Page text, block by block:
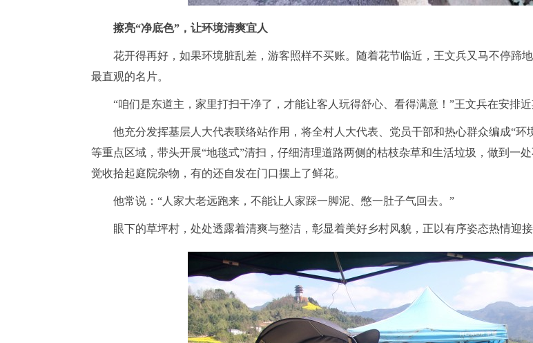
擦亮“净底色”，让环境清爽宜人
花开得再好，如果环境脏乱差，游客照样不买账。随着花节临近，王文兵又马不停蹄
最直观的名片。
“咱们是东道主，家里打扫干净了，才能让客人玩得舒心、看得满意！”王文兵在安排
他充分发挥基层人大代表联络站作用，将全村人大代表、党员干部和热心群众编成“环
等重点区域，带头开展“地毯式”清扫，仔细清理道路两侧的枯枝杂草和生活垃圾，做到一
觉收拾起庭院杂物，有的还自发在门口摆上了鲜花。
他常说： “人家大老远跑来，不能让人家踩一脚泥、憋一肚子气回去。 ”
眼下的草坪村，处处透露着清爽与整洁，彰显着美好乡村风貌，正以有序姿态热情迎